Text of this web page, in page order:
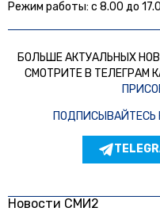
Режим работы: с 8.00 до
БОЛЬШЕ АКТУАЛЬНЫХ
СМОТРИТЕ В ТЕЛЕГРАМ
ПОДПИСЫВАЙТЕСЬ
Новости СМИ2